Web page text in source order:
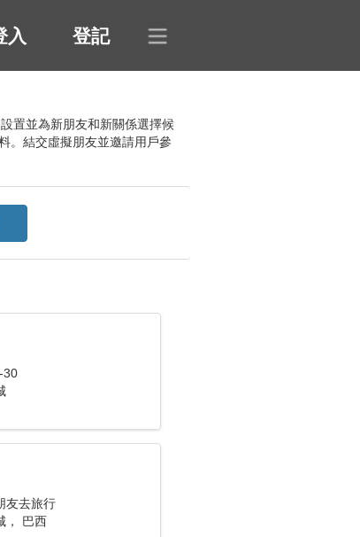
入 登記
置並為新朋友和新關係選擇候
。結交虛擬朋友並邀請用戶參
30
友去旅行
， 巴西